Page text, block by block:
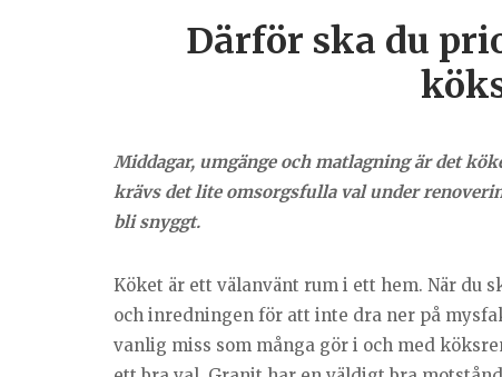
Därför ska du
Middagar, umgänge och matlagning är det
krävs det lite omsorgsfulla val under
bli snyggt.
Köket är ett välanvänt rum i ett hem. När du
och inredningen för att inte dra ner på
vanlig miss som många gör i och med